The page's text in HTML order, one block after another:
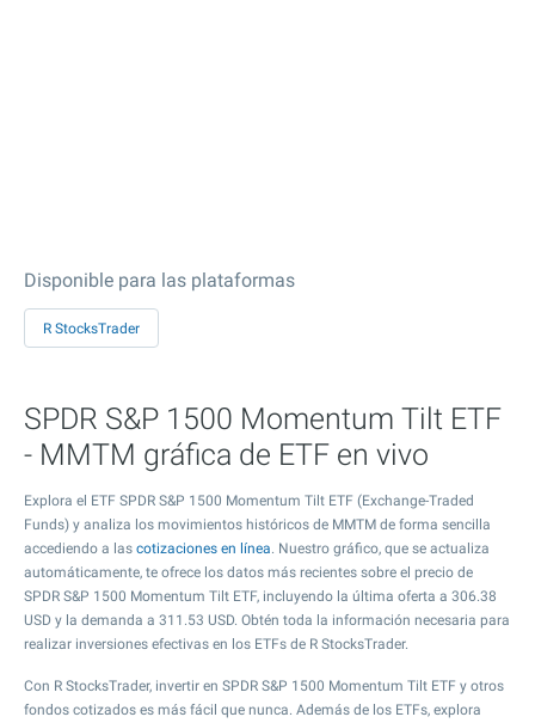
Disponible para las plataformas
R StocksTrader
SPDR S&P 1500 Momentum Tilt ETF
- MMTM gráfica de ETF en vivo
Explora el ETF SPDR S&P 1500 Momentum Tilt ETF (Exchange-Traded
Funds) y analiza los movimientos históricos de MMTM de forma sencilla
accediendo a las cotizaciones en línea. Nuestro gráfico, que se actualiza
automáticamente, te ofrece los datos más recientes sobre el precio de
SPDR S&P 1500 Momentum Tilt ETF, incluyendo la última oferta a 306.38
USD y la demanda a 311.53 USD. Obtén toda la información necesaria para
realizar inversiones efectivas en los ETFs de R StocksTrader.
Con R StocksTrader, invertir en SPDR S&P 1500 Momentum Tilt ETF y otros
fondos cotizados es más fácil que nunca. Además de los ETFs, explora